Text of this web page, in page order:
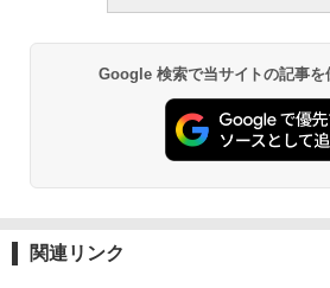
Google 検索で当サイトの記事を
関連リンク